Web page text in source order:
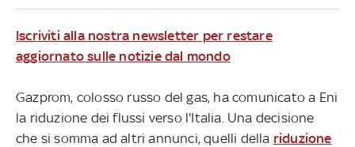
Iscriviti alla nostra newsletter per restare
aggiornato sulle notizie dal mondo
Gazprom, colosso russo del gas, ha comunicato a Eni
la riduzione dei flussi verso l'Italia. Una decisione
che si somma ad altri annunci, quelli della riduzione